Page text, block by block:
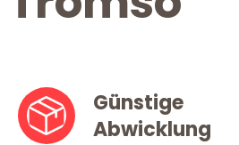
Günstige
Abwicklung